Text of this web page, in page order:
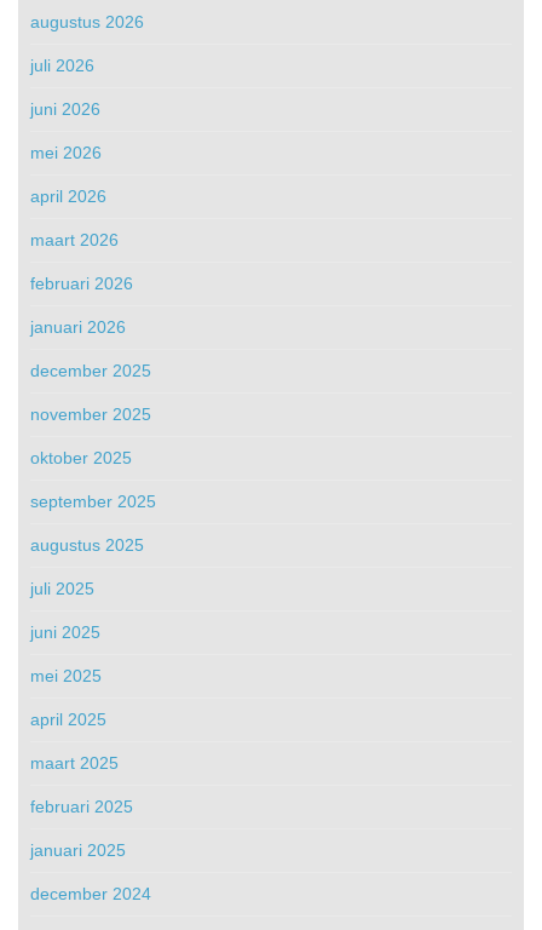
augustus 2026
juli 2026
juni 2026
mei 2026
april 2026
maart 2026
februari 2026
januari 2026
december 2025
november 2025
oktober 2025
september 2025
augustus 2025
juli 2025
juni 2025
mei 2025
april 2025
maart 2025
februari 2025
januari 2025
december 2024